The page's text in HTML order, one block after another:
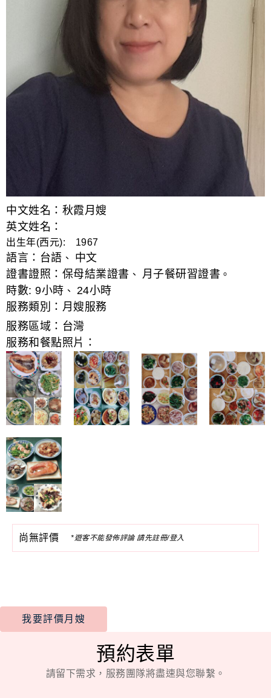
中文姓名：秋霞月嫂
英文姓名：
出生年(西元): 1967
語言： 台語 、
中文
證書證照： 保母結業證書 、 月子餐研習證書 。
時數: 9小時 、
24小時
服務類別： 月嫂服務
服務區域： 台灣
服務和餐點照片：
尚無評價 *遊客不能發佈評論 請先註冊/登入
我要評價月嫂
預約表單
請留下需求，服務團隊將盡速與您聯繫。